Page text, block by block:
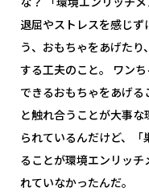
退屈やストレスを感じ
う、おもちゃをあげた
する工夫のこと。 ワン
できるおもちゃをあげ
と触れ合うことが大事
られているんだけど、
ることが環境エンリッ
れていなかったんだ。